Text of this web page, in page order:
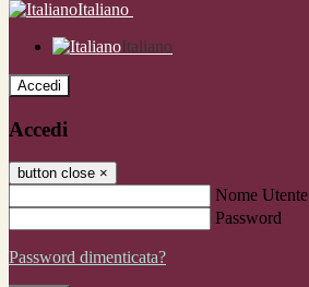
Italiano
Italiano
Accedi
Accedi
button close ×
Nome Utente
Password
Password dimenticata?